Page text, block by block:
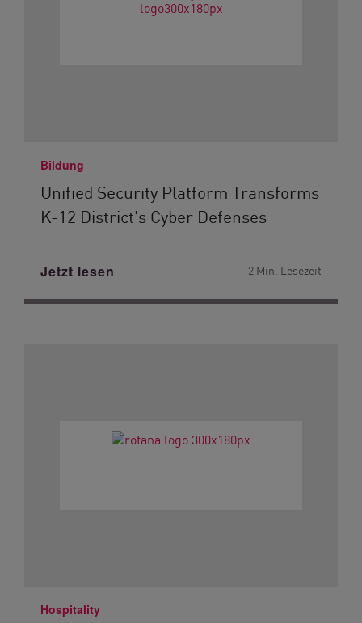
Bildung
Unified Security Platform Transforms
K-12 District's Cyber Defenses
Jetzt lesen 2 Min. Lesezeit
Hospitality